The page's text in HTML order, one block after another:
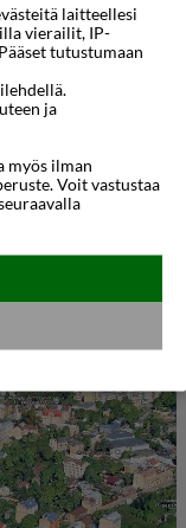
22 km
lentokenttä on
12 km
ja
Wi-Fi-yhteys,
laitteellesi
vierailit, IP-
tutustumaan
ja
myös ilman
Voit vastustaa